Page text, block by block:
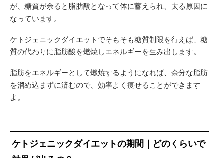
が、糖質が余ると脂肪酸となって体に蓄えられ、太る原因に
なっています。
ケトジェニックダイエットでそもそも糖質制限を行えば、糖
質の代わりに脂肪酸を燃焼しエネルギーを生み出します。
脂肪をエネルギーとして燃焼するようになれば、余分な脂肪
を溜め込まずに済むので、効率よく痩せることができます
よ。
ケトジェニックダイエットの期間｜どのくらいで